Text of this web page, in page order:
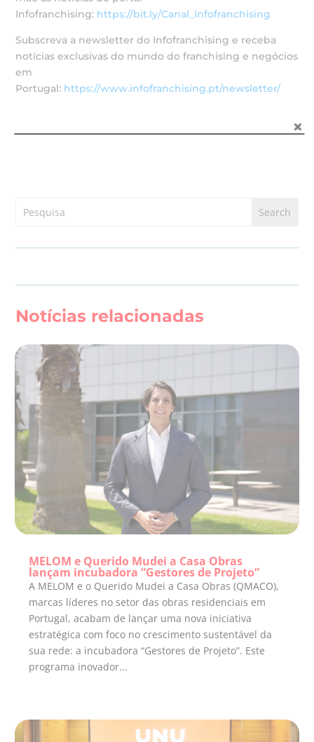
Infofranchising: https://bit.ly/Canal_Infofranchising
Subscreva a newsletter do Infofranchising e receba
notícias exclusivas do mundo do franchising e negócios
em
Portugal: https://www.infofranchising.pt/newsletter/
Notícias relacionadas
MELOM e Querido Mudei a Casa Obras
lançam incubadora “Gestores de Projeto”
A MELOM e o Querido Mudei a Casa Obras (QMACO),
marcas líderes no setor das obras residenciais em
Portugal, acabam de lançar uma nova iniciativa
estratégica com foco no crescimento sustentável da
sua rede: a incubadora “Gestores de Projeto”. Este
programa inovador...